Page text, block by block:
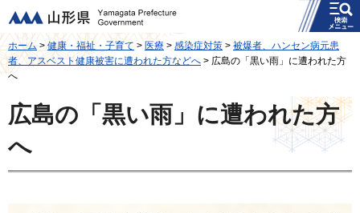
山形県
メニュー
ホーム>健康・福祉・子育て > 医療 > 感染症対策 > 被爆者、ハンセン病元患
者、アスベスト健康被害に遭われた方などへ > 広島の「黒い雨」に遭われた方
へ
広島の「黒い雨」に遭われた方
へ